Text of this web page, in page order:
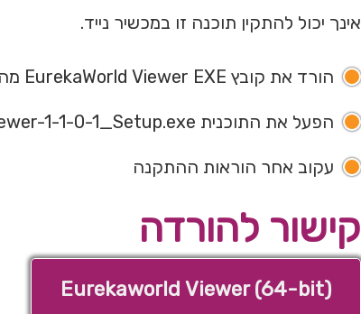
אינך יכול להתקין תוכנה זו במכשיר נייד.
הורד את קובץ EurekaWorld Viewer EXE מהקישור למטה
הפעל את התוכנית EurekaWorldViewer-1-1-0-1_Setup.exe שזה עתה הורדת.
עקוב אחר הוראות ההתקנה
קישור להורדה
Eurekaworld Viewer (64-bit)